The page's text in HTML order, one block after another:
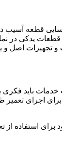
قطعه آسیب
یدکی در
و تجهیزات اصل
باید فکری
اجرای
برای استفاده